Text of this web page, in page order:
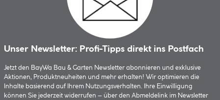
Unser Newsletter: Profi-Tipps direkt ins Postfach
Jetzt den BayWa Bau & Garten Newsletter abonnieren und exklusive
Aktionen, Produktneuheiten und mehr erhalten! Wir optimieren die
Inhalte basierend auf Ihrem Nutzungsverhalten. Ihre Einwilligung
können Sie jederzeit widerrufen – über den Abmeldelink im Newsletter